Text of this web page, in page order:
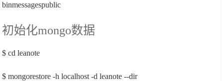
binmessagespublic
初始化mongo数据
$ cd leanote
$ mongorestore -h localhost -d leanote --dir